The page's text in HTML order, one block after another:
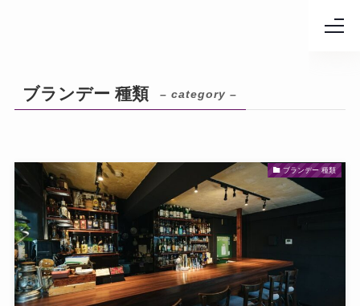
ブランデー 種類 – category –
ブランデー 種類